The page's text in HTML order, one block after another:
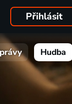
Přihlásit
Hudba